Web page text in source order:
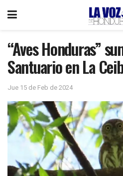
“Aves Honduras”
Santuario en La
Jue 15 de Feb de 2024